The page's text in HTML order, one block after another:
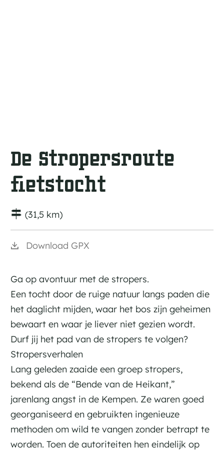
De Stropersroute
fietstocht
(31,5 km)
Download GPX
Ga op avontuur met de stropers.
Een tocht door de ruige natuur langs paden die
het daglicht mijden, waar het bos zijn geheimen
bewaart en waar je liever niet gezien wordt.
Durf jij het pad van de stropers te volgen?
Stropersverhalen
Lang geleden zaaide een groep stropers,
bekend als de “Bende van de Heikant,”
jarenlang angst in de Kempen. Ze waren goed
georganiseerd en gebruikten ingenieuze
methoden om wild te vangen zonder betrapt te
worden. Toen de autoriteiten hen eindelijk op